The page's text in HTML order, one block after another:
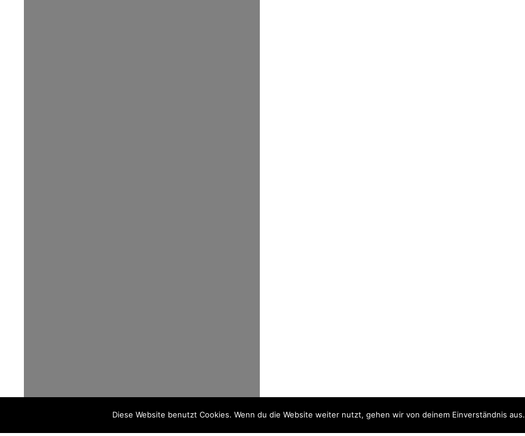
Diese Website benutzt Cookies. Wenn du die Website weiter nutzt, gehen wir von deinem Einverständnis aus.